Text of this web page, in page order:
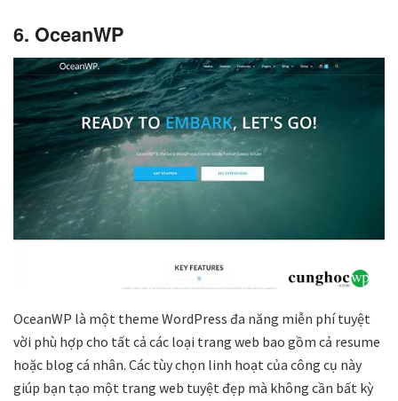
6. OceanWP
OceanWP là một theme WordPress đa năng miễn phí tuyệt
vời phù hợp cho tất cả các loại trang web bao gồm cả resume
hoặc blog cá nhân. Các tùy chọn linh hoạt của công cụ này
giúp bạn tạo một trang web tuyệt đẹp mà không cần bất kỳ